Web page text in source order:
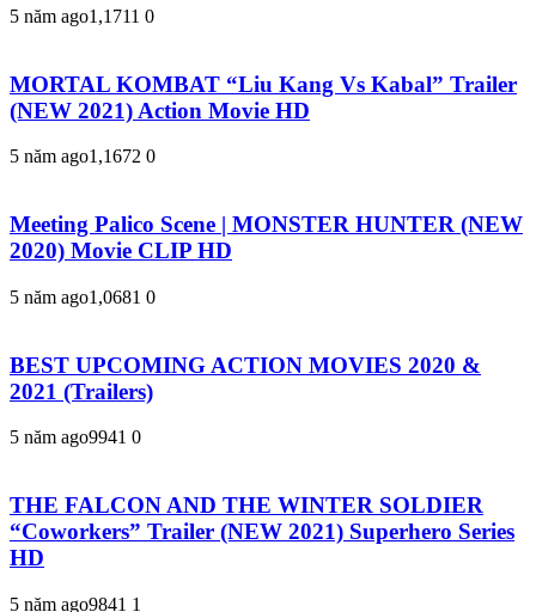
5 năm ago1,1711 0
MORTAL KOMBAT “Liu Kang Vs Kabal” Trailer
(NEW 2021) Action Movie HD
5 năm ago1,1672 0
Meeting Palico Scene | MONSTER HUNTER (NEW
2020) Movie CLIP HD
5 năm ago1,0681 0
BEST UPCOMING ACTION MOVIES 2020 &
2021 (Trailers)
5 năm ago9941 0
THE FALCON AND THE WINTER SOLDIER
“Coworkers” Trailer (NEW 2021) Superhero Series
HD
5 năm ago9841 1